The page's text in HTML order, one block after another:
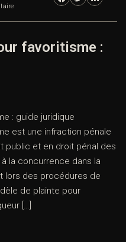
favoritisme :
: guide juridique
est une infraction pénale
public et en droit pénal des
la concurrence dans la
lors des procédures de
de plainte pour
[…]